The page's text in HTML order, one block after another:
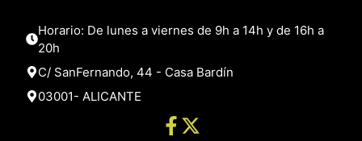
Horario: De lunes a viernes de 9h a 14h y de 16h a
20h
C/ SanFernando, 44 - Casa Bardín
03001- ALICANTE